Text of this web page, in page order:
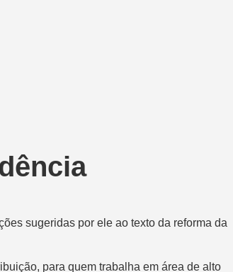
sugeridas por ele ao texto da reforma da
para quem trabalha em área de alto